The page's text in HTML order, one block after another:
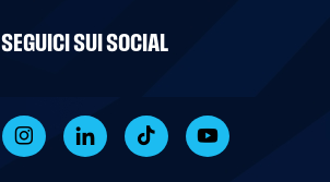
SEGUICI SUI SOCIAL